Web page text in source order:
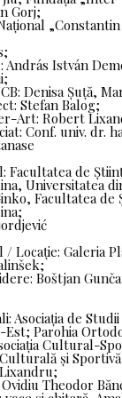
Gorj;
„Constantin
András István
Denisa Șuță,
Stefan Balog;
Art: Robert
Conf. univ. dr.
Facultatea de
Universitatea
Facultatea de
Locație: Galeria
Boštjan
Asociația de
Est; Parohia
Cultural-
și
Theodor